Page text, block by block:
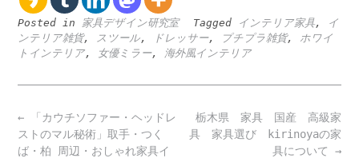
Posted in 家具デザイン研究室 Tagged インテリア家具,
イ
ンテリア雑貨, スツール, ドレッサー, プチプラ雑貨, ホワイ
トインテリア, 女優ミラー, 海外風インテリア
Post
navigation
栃木県 家具 国産 高級家
具 家具選び kirinoyaの家
具について →
← 「カウチソファー・ヘッドレ
ストのマル秘術」取手・つく
ば・柏 周辺・おしゃれ家具イ